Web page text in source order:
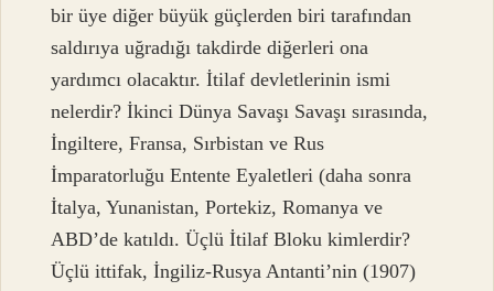
bir üye diğer büyük güçlerden biri tarafından
saldırıya uğradığı takdirde diğerleri ona
yardımcı olacaktır. İtilaf devletlerinin ismi
nelerdir? İkinci Dünya Savaşı Savaşı sırasında,
İngiltere, Fransa, Sırbistan ve Rus
İmparatorluğu Entente Eyaletleri (daha sonra
İtalya, Yunanistan, Portekiz, Romanya ve
ABD’de katıldı. Üçlü İtilaf Bloku kimlerdir?
Üçlü ittifak, İngiliz-Rusya Antanti’nin (1907)